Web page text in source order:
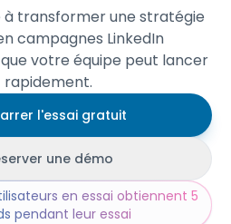
à transformer une stratégie
campagnes LinkedIn
votre équipe peut lancer
rapidement.
l'essai gratuit
une démo
en essai obtiennent 5
pendant leur essai